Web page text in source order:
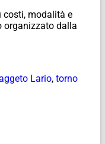
costi, modalità e
organizzato dalla
Lario, torno